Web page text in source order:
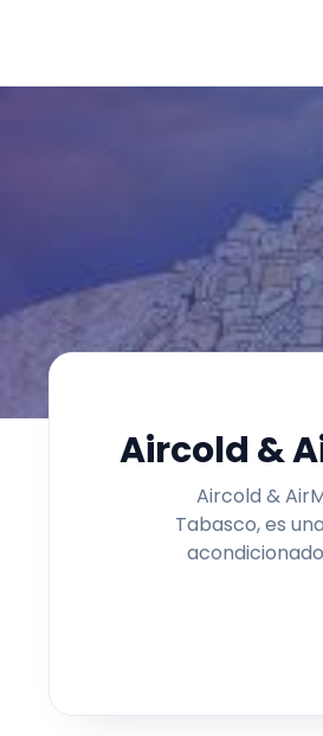
Aircold &
Aircold &
Tabasco, es
Ofrecemos
comercial
compromiso
través de
equipo